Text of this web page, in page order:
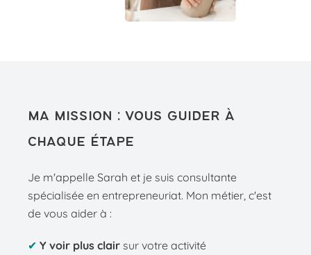
ma mission : vous guider à
chaque étape
Je m'appelle Sarah et je suis consultante
spécialisée en entrepreneuriat. Mon métier, c'est
de vous aider à :
✔ Y voir plus clair sur votre activité